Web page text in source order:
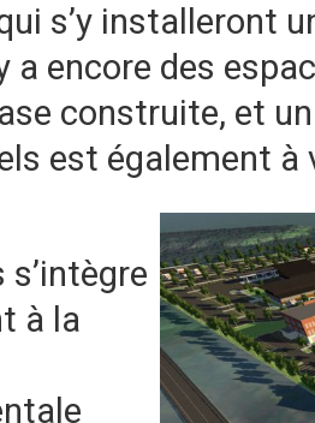
s’y installeront
a encore des
construite, et
est également à
à la